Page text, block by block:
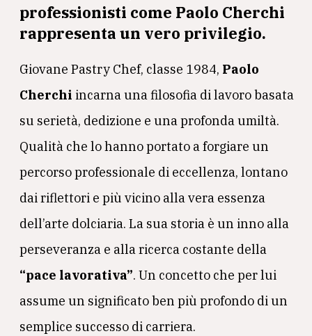
professionisti come Paolo Cherchi
rappresenta un vero privilegio.
Giovane Pastry Chef, classe 1984, Paolo
Cherchi incarna una filosofia di lavoro basata
su serietà, dedizione e una profonda umiltà.
Qualità che lo hanno portato a forgiare un
percorso professionale di eccellenza, lontano
dai riflettori e più vicino alla vera essenza
dell’arte dolciaria. La sua storia è un inno alla
perseveranza e alla ricerca costante della
“pace lavorativa”. Un concetto che per lui
assume un significato ben più profondo di un
semplice successo di carriera.